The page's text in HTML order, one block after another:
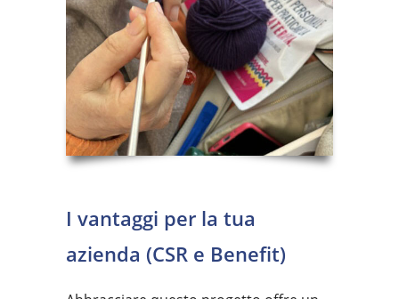
I vantaggi per la tua
azienda (CSR e Benefit)